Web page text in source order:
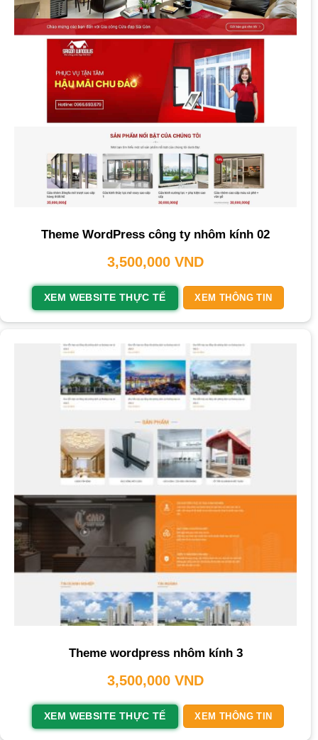
Theme WordPress công ty nhôm kính 02
3,500,000 VND
XEM WEBSITE THỰC TẾ XEM THÔNG TIN
Theme wordpress nhôm kính 3
3,500,000 VND
XEM WEBSITE THỰC TẾ XEM THÔNG TIN